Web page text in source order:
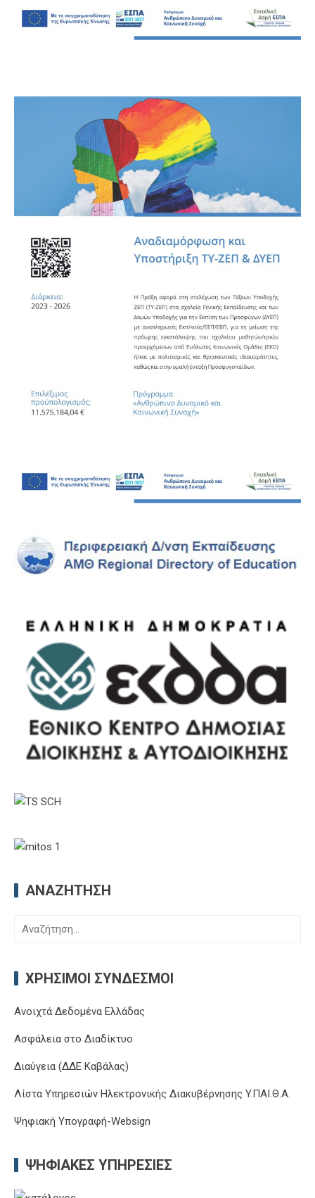
ΑΝΑΖΉΤΗΣΗ
Αναζήτηση
ΧΡΉΣΙΜΟΙ ΣΎΝΔΕΣΜΟΙ
Ανοιχτά Δεδομένα Ελλάδας
Ασφάλεια στο Διαδίκτυο
Διαύγεια (ΔΔΕ Καβάλας)
Λίστα Υπηρεσιών Ηλεκτρονικής Διακυβέρνησης Y.ΠΑΙ.Θ.Α.
Ψηφιακή Υπογραφή-Websign
ΨΗΦΙΑΚΈΣ ΥΠΗΡΕΣΊΕΣ